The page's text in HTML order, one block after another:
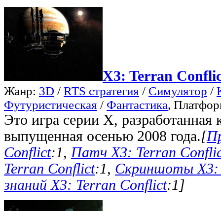
X3: Terran
Жанр: 3D / RTS стратегия / Симулятор /
Футуристическая / Фантастика,
Это игра серии X,
выпущенная осенью 2008 года.[
Conflict:1, Патч X3: Terran
Terran Conflict:1, Скриншоты X3:
знаний X3: Terran Conflict:1]